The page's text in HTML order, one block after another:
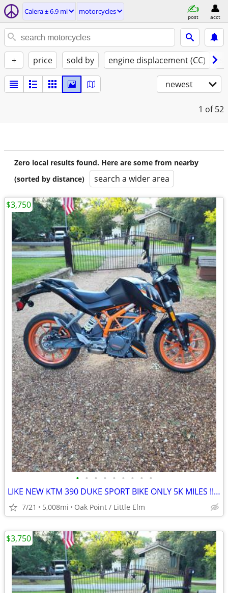
Calera ± 6.9 mi motorcycles
post acct
+ price sold by engine displacement (CC)
newest
1 of 52
Zero local results found. Here are some from nearby
(sorted by distance)
search a wider area
• • • • • • • • •
LIKE NEW KTM 390 DUKE SPORT BIKE ONLY 5K MILES !!obo!!
7/21 5,008mi Oak Point / Little Elm
$3,750
$3,750